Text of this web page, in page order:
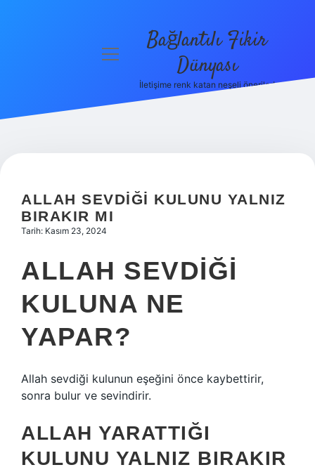
Hakkımızda
menüyü
Bağlantılı Fikir
Dünyası
İletişime renk katan neşeli öneriler!
ALLAH SEVDIĞI KULUNU YALNIZ
BIRAKIR MI
Tarih: Kasım 23, 2024
ALLAH SEVDIĞI
KULUNA NE
YAPAR?
Allah sevdiği kulunun eşeğini önce kaybettirir,
sonra bulur ve sevindirir.
ALLAH YARATTIĞI
KULUNU YALNIZ BIRAKIR